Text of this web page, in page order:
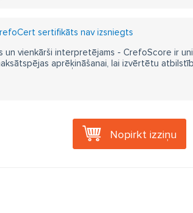
sertifikāts nav izsniegts
vienkārši interpretējams - CrefoScore ir
aprēķināšanai, lai izvērtētu
Nopirkt izziņu